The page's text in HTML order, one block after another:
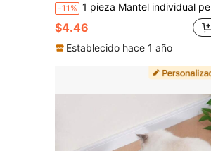
-11% 1 pieza Mantel individual personalizable de lino sintético con patrón de gorra de graduación en dorado, resistente al calor, impermeable, para fiesta de graduación, cena, ceremonia, despedida, regalo de recuerdo de graduación
$4.46
Establecido hace 1 año